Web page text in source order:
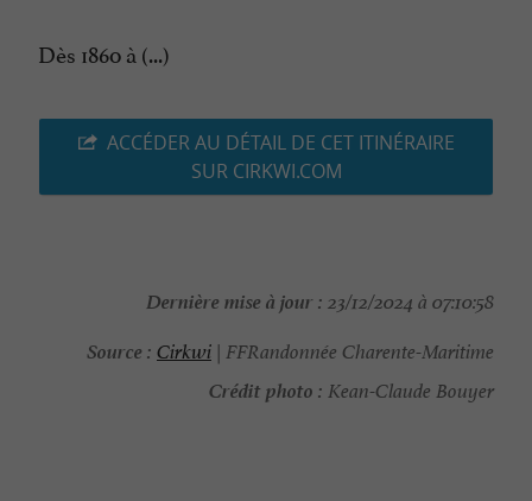
Dès 1860 à (...)
ACCÉDER AU DÉTAIL DE CET ITINÉRAIRE
SUR CIRKWI.COM
Dernière mise à jour : 23/12/2024 à 07:10:58
Source : Cirkwi | FFRandonnée Charente-Maritime
Crédit photo : Kean-Claude Bouyer